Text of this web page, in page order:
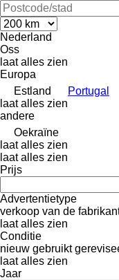
Nederland
Oss
laat alles zien
Europa
Estland
Portugal
laat alles zien
andere
Oekraïne
laat alles zien
laat alles zien
Prijs
Advertentietype
verkoop van de
laat alles zien
Conditie
nieuw gebruikt
laat alles zien
Jaar